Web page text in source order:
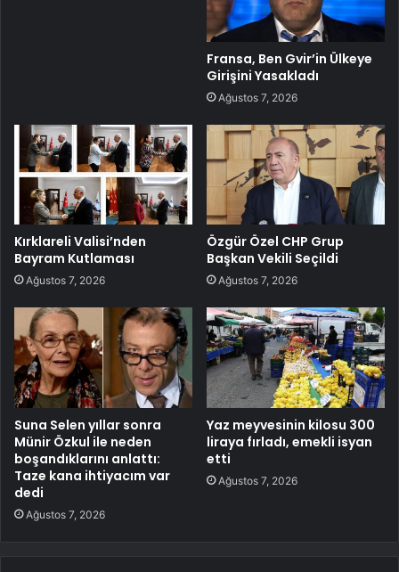
Fransa, Ben Gvir’in Ülkeye
Girişini Yasakladı
Ağustos 7, 2026
Kırklareli Valisi’nden
Bayram Kutlaması
Ağustos 7, 2026
Özgür Özel CHP Grup
Başkan Vekili Seçildi
Ağustos 7, 2026
Suna Selen yıllar sonra
Münir Özkul ile neden
boşandıklarını anlattı:
Taze kana ihtiyacım var
dedi
Ağustos 7, 2026
Yaz meyvesinin kilosu 300
liraya fırladı, emekli isyan
etti
Ağustos 7, 2026